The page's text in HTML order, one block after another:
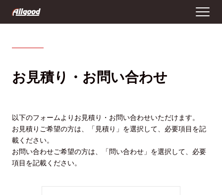
お見積り・お問い合わせ
以下のフォームよりお見積り・お問い合わせいただけます。
お見積りご希望の方は、「見積り」を選択して、必要項目を記
載ください。
お問い合わせご希望の方は、「問い合わせ」を選択して、必要
項目を記載ください。